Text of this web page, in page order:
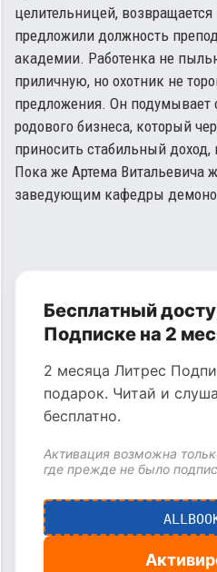
целительницей,
предложили должность
академии. Работенка не
приличную, но охотник не
предложения. Он подумывает
родового бизнеса, который
приносить стабильный доход,
Пока же Артема Витальевича
заведующим кафедры
Бесплатный
Подписке на 2
2 месяца Литрес
подарок. Читай и
бесплатно.
Активация возможна
где прежде не было